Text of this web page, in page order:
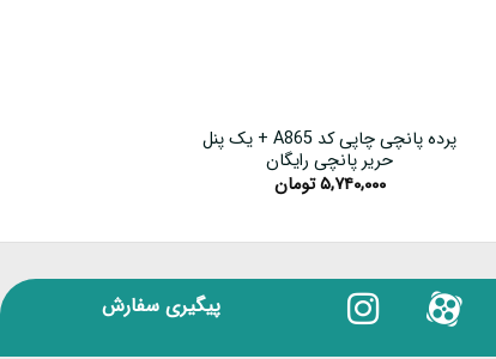
پرده پانچی چاپی کد A865 + یک پنل
حریر پانچی رایگان
۵,۷۴۰,۰۰۰تومان
پیگیری سفارش